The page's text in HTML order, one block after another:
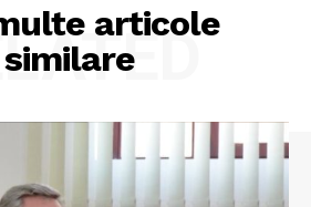
articole
similare